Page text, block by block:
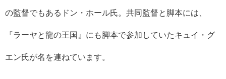
の監督でもあるドン・ホール氏。共同監督と脚本には、
『ラーヤと龍の王国』にも脚本で参加していたキュイ・グ
エン氏が名を連ねています。